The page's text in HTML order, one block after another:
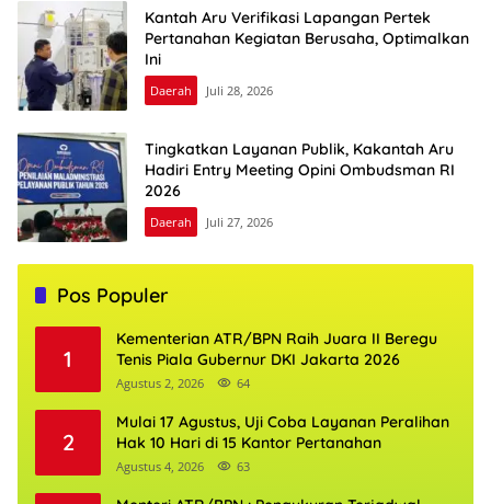
Kantah Aru Verifikasi Lapangan Pertek
Pertanahan Kegiatan Berusaha, Optimalkan
Ini
Daerah Juli 28, 2026
Tingkatkan Layanan Publik, Kakantah Aru
Hadiri Entry Meeting Opini Ombudsman RI
2026
Daerah Juli 27, 2026
Pos Populer
1
Kementerian ATR/BPN Raih Juara II Beregu
Tenis Piala Gubernur DKI Jakarta 2026
Agustus 2, 2026 64
2
Mulai 17 Agustus, Uji Coba Layanan Peralihan
Hak 10 Hari di 15 Kantor Pertanahan
Agustus 4, 2026 63